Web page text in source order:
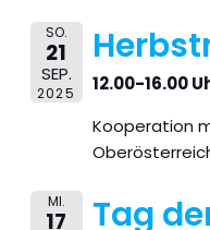
SO.
21
SEP.
2025 12.00-16.00
Kooperation
MI.
17
Tag